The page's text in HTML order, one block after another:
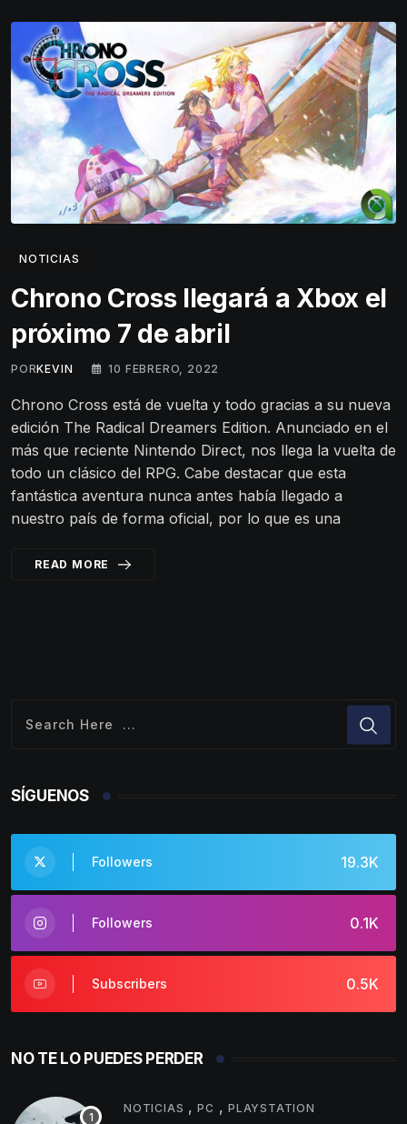
NOTICIAS
Chrono Cross llegará a Xbox el
próximo 7 de abril
PORKEVIN 10 FEBRERO, 2022
Chrono Cross está de vuelta y todo gracias a su nueva
edición The Radical Dreamers Edition. Anunciado en el
más que reciente Nintendo Direct, nos llega la vuelta de
todo un clásico del RPG. Cabe destacar que esta
fantástica aventura nunca antes había llegado a
nuestro país de forma oficial, por lo que es una
READ MORE
SÍGUENOS
19.3K
Followers
0.1K
Followers
0.5K
Subscribers
NO TE LO PUEDES PERDER
NOTICIAS ,PC ,PLAYSTATION